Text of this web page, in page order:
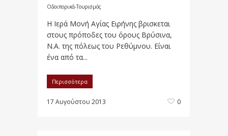
Οδοιπορικά-Τουρισμός
Η Ιερά Μονή Αγίας Ειρήνης βρισκεται
στους πρόποδες του όρους Βρύσινα,
Ν.Α. της πόλεως του Ρεθύμνου. Είναι
ένα από τα...
Περισσότερα
17 Αυγούστου 2013 0